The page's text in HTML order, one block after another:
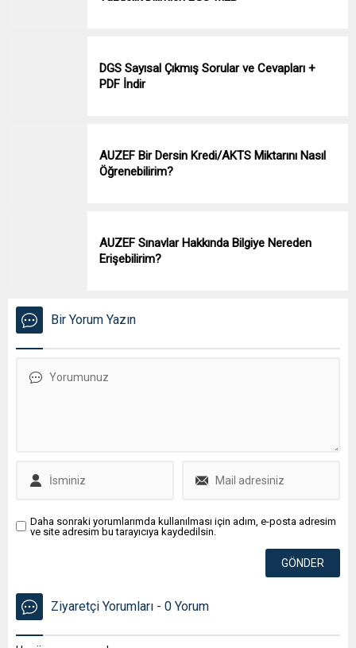
DGS Sayısal Çıkmış Sorular ve Cevapları +
PDF İndir
AUZEF Bir Dersin Kredi/AKTS Miktarını Nasıl
Öğrenebilirim?
AUZEF Sınavlar Hakkında Bilgiye Nereden
Erişebilirim?
Bir Yorum Yazın
Daha sonraki yorumlarımda kullanılması için adım, e-posta adresim
ve site adresim bu tarayıcıya kaydedilsin.
Ziyaretçi Yorumları - 0 Yorum